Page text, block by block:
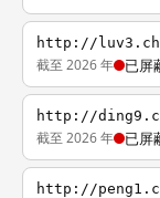
http://
截至 2026 年 已屏
http://
截至 2026 年 已屏
http://